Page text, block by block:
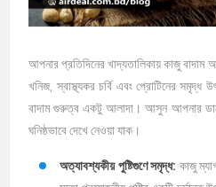
আপনার প্রতিদিনের খাদ্যতালিকায় কাজু বাদাম
খনিজ, স্বাস্থ্যকর চর্বি এবং প্রোটিনের সমৃদ্ধ
বাদাম গুরুত্ব একটু আলাদা। আসুন আপনার
ঘনিষ্ঠভাবে দেখে নেওয়া যাক।
অত্যাবশ্যকীয় পুষ্টিগুণে সমৃদ্ধ: কাজু